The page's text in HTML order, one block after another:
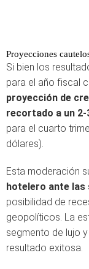
Proyecciones
Si bien los
para el año fiscal
proyección de
recortado a un 2-
para el cuarto
dólares).
Esta moderación
hotelero ante las
posibilidad de
geopolíticos. La
segmento de lujo
resultado exitosa.